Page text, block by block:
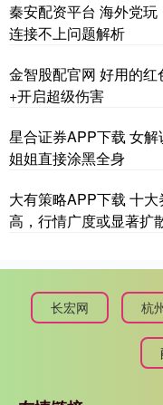
秦安配资平台 海外党玩
连接不上问题解析
金智股配官网 好用的
+开启超级伤害
星合证券APP下载 女
姐姐直接涂黑全身
大有策略APP下载 十
高，行情广度或显著扩
长宏网 杭